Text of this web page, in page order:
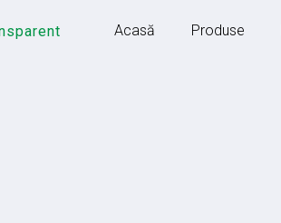
Acasă Produse